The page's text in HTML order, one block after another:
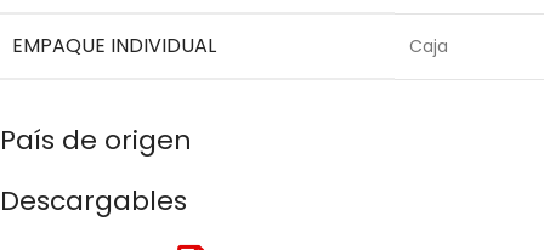
EMPAQUE INDIVIDUAL Caja
País de origen
Descargables